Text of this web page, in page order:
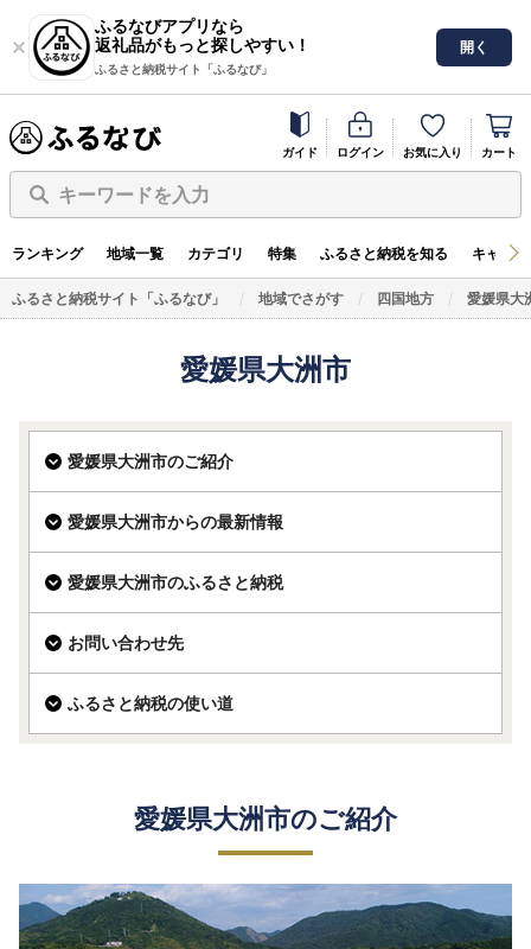
ふるなびアプリなら
返礼品がもっと探しやすい！
ふるさと納税サイト「ふるなび」
開く
ガイド ログイン お気に入り カート
キーワードを入力
ランキング 地域一覧 カテゴリ 特集 ふるさと納税を知る キャン
ふるさと納税サイト「ふるなび」 地域でさがす 四国地方 愛媛県大
愛媛県大洲市
愛媛県大洲市のご紹介
愛媛県大洲市からの最新情報
愛媛県大洲市のふるさと納税
お問い合わせ先
ふるさと納税の使い道
愛媛県大洲市のご紹介